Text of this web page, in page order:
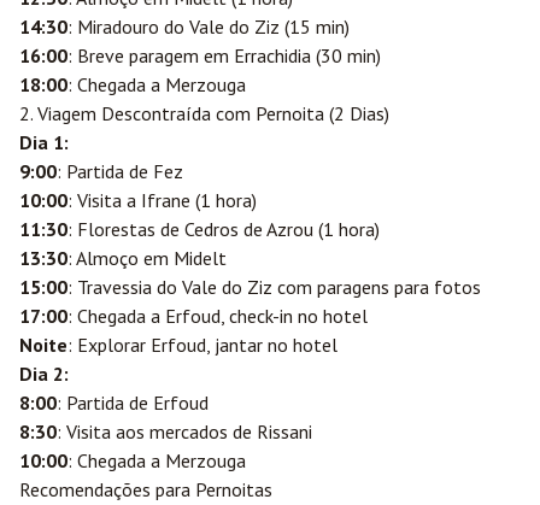
14:30: Miradouro do Vale do Ziz (15 min)
16:00: Breve paragem em Errachidia (30 min)
18:00: Chegada a Merzouga
2. Viagem Descontraída com Pernoita (2 Dias)
Dia 1:
9:00: Partida de Fez
10:00: Visita a Ifrane (1 hora)
11:30: Florestas de Cedros de Azrou (1 hora)
13:30: Almoço em Midelt
15:00: Travessia do Vale do Ziz com paragens para fotos
17:00: Chegada a Erfoud, check-in no hotel
Noite: Explorar Erfoud, jantar no hotel
Dia 2:
8:00: Partida de Erfoud
8:30: Visita aos mercados de Rissani
10:00: Chegada a Merzouga
Recomendações para Pernoitas